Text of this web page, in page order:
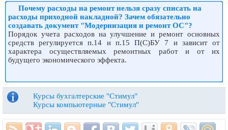
Почему расходы на ремонт нельзя сразу списать на
расходы приходной накладной? Зачем обязательно
создавать документ "Модернизация и ремонт ОС"?
Порядок учета расходов на улучшение и ремонт основных
средств регулируется п.14 и п.15 П(С)БУ 7 и зависит от
характера осуществляемых ремонтных работ и от их
будущего экономического эффекта.
Курсы бухгалтерские "Стимул"
Курсы компьютерные "Стимул"